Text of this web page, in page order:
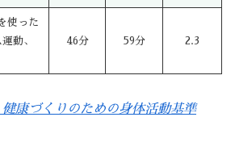
使った
動、
46分 59分 2.3
康づくりのための身体活動基準